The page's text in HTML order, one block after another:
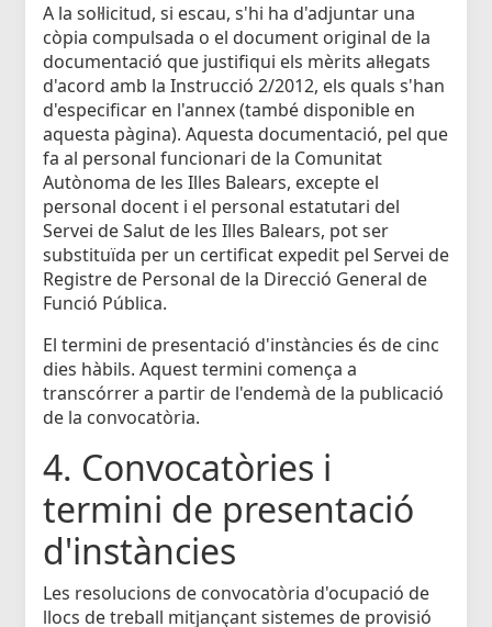
A la sol·licitud, si escau, s'hi ha d'adjuntar una
còpia compulsada o el document original de la
documentació que justifiqui els mèrits al·legats
d'acord amb la Instrucció 2/2012, els quals s'han
d'especificar en l'annex (també disponible en
aquesta pàgina). Aquesta documentació, pel que
fa al personal funcionari de la Comunitat
Autònoma de les Illes Balears, excepte el
personal docent i el personal estatutari del
Servei de Salut de les Illes Balears, pot ser
substituïda per un certificat expedit pel Servei de
Registre de Personal de la Direcció General de
Funció Pública.
El termini de presentació d'instàncies és de cinc
dies hàbils. Aquest termini comença a
transcórrer a partir de l'endemà de la publicació
de la convocatòria.
4. Convocatòries i
termini de presentació
d'instàncies
Les resolucions de convocatòria d'ocupació de
llocs de treball mitjançant sistemes de provisió